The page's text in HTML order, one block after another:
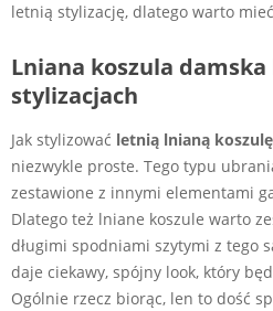
letnią stylizację, dlatego warto
Lniana koszula
stylizacjach
Jak stylizować letnią lnianą
niezwykle proste. Tego typu
zestawione z innymi elementami
Dlatego też lniane koszule warto
długimi spodniami szytymi z tego
daje ciekawy, spójny look, który
Ogólnie rzecz biorąc, len to dość